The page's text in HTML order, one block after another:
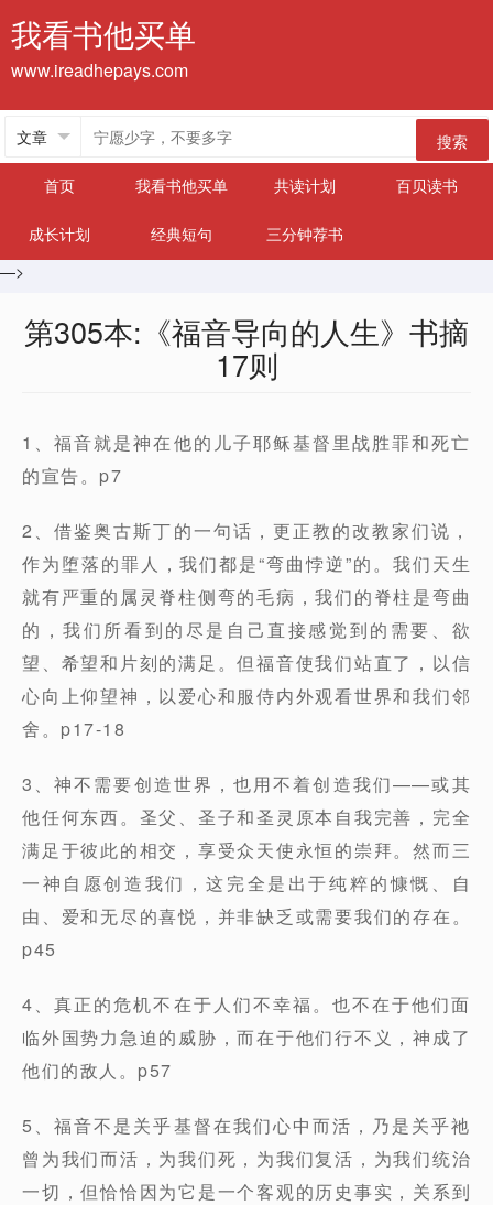
我看书他买单
www.ireadhepays.com
搜索
首页
我看书他买单 共读计划 百贝读书
成长计划 经典短句
三分钟荐书
—>
第305本:《福音导向的人生》书摘
17则
1、福音就是神在他的儿子耶稣基督里战胜罪和死亡
的宣告。p7
2、借鉴奥古斯丁的一句话，更正教的改教家们说，
作为堕落的罪人，我们都是“弯曲悖逆”的。我们天生
就有严重的属灵脊柱侧弯的毛病，我们的脊柱是弯曲
的，我们所看到的尽是自己直接感觉到的需要、欲
望、希望和片刻的满足。但福音使我们站直了，以信
心向上仰望神，以爱心和服侍内外观看世界和我们邻
舍。p17-18
3、神不需要创造世界，也用不着创造我们——或其
他任何东西。圣父、圣子和圣灵原本自我完善，完全
满足于彼此的相交，享受众天使永恒的崇拜。然而三
一神自愿创造我们，这完全是出于纯粹的慷慨、自
由、爱和无尽的喜悦，并非缺乏或需要我们的存在。
p45
4、真正的危机不在于人们不幸福。也不在于他们面
临外国势力急迫的威胁，而在于他们行不义，神成了
他们的敌人。p57
5、福音不是关乎基督在我们心中而活，乃是关乎祂
曾为我们而活，为我们死，为我们复活，为我们统治
一切，但恰恰因为它是一个客观的历史事实，关系到